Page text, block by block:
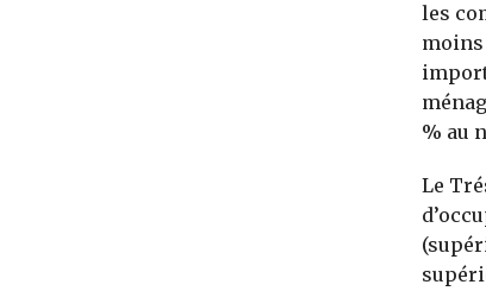
les
moins
% au
Le